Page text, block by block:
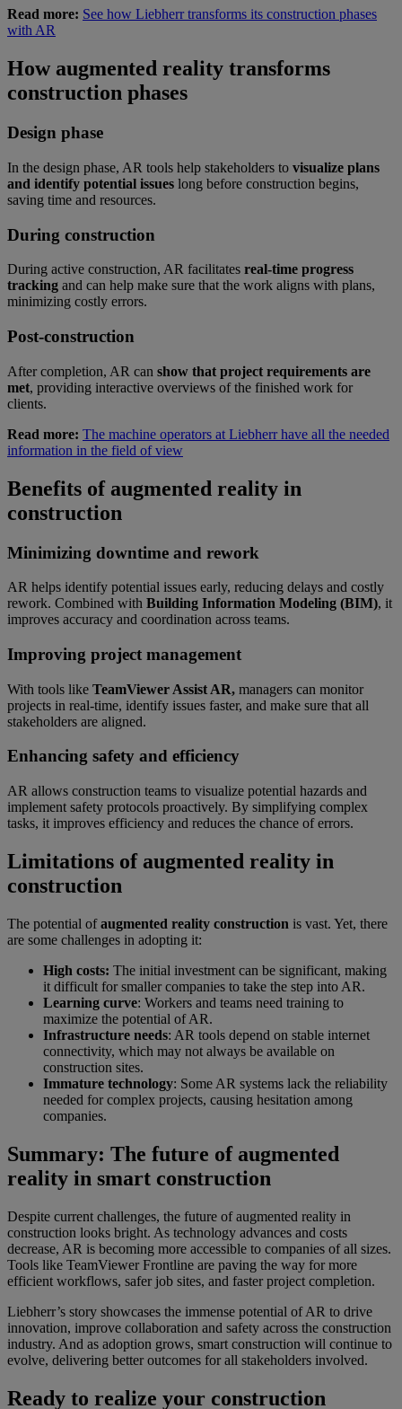
Read more: See how Liebherr transforms its construction phases
with AR
How augmented reality transforms
construction phases
Design phase
In the design phase, AR tools help stakeholders to visualize plans
and identify potential issues long before construction begins,
saving time and resources.
During construction
During active construction, AR facilitates real-time progress
tracking and can help make sure that the work aligns with plans,
minimizing costly errors.
Post-construction
After completion, AR can show that project requirements are
met, providing interactive overviews of the finished work for
clients.
Read more: The machine operators at Liebherr have all the needed
information in the field of view
Benefits of augmented reality in
construction
Minimizing downtime and rework
AR helps identify potential issues early, reducing delays and costly
rework. Combined with Building Information Modeling (BIM), it
improves accuracy and coordination across teams.
Improving project management
With tools like TeamViewer Assist AR, managers can monitor
projects in real-time, identify issues faster, and make sure that all
stakeholders are aligned.
Enhancing safety and efficiency
AR allows construction teams to visualize potential hazards and
implement safety protocols proactively. By simplifying complex
tasks, it improves efficiency and reduces the chance of errors.
Limitations of augmented reality in
construction
The potential ofaugmented reality construction is vast. Yet, there
are some challenges in adopting it:
High costs: The initial investment can be significant, making
it difficult for smaller companies to take the step into AR.
Learning curve: Workers and teams need training to
maximize the potential of AR.
Infrastructure needs: AR tools depend on stable internet
connectivity, which may not always be available on
construction sites.
Immature technology: Some AR systems lack the reliability
needed for complex projects, causing hesitation among
companies.
Summary: The future of augmented
reality in smart construction
Despite current challenges, the future of augmented reality in
construction looks bright. As technology advances and costs
decrease, AR is becoming more accessible to companies of all sizes.
Tools like TeamViewer Frontline are paving the way for more
efficient workflows, safer job sites, and faster project completion.
Liebherr’s story showcases the immense potential of AR to drive
innovation, improve collaboration and safety across the construction
industry. And as adoption grows, smart construction will continue to
evolve, delivering better outcomes for all stakeholders involved.
Ready to realize your construction